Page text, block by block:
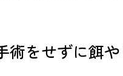
術をせずに餌